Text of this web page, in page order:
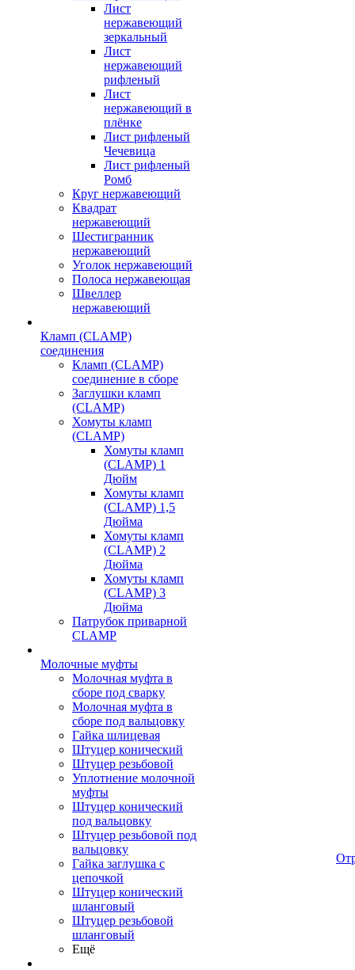
Лист
нержавеющий
зеркальный
Лист
нержавеющий
рифленый
Лист
нержавеющий в
плёнке
Лист рифленый
Чечевица
Лист рифленый
Ромб
Круг нержавеющий
Квадрат
нержавеющий
Шестигранник
нержавеющий
Уголок нержавеющий
Полоса нержавеющая
Швеллер
нержавеющий
Кламп (CLAMP)
соединения
Кламп (CLAMP)
соединение в сборе
Заглушки кламп
(CLAMP)
Хомуты кламп
(CLAMP)
Хомуты кламп
(CLAMP) 1
Дюйм
Хомуты кламп
(CLAMP) 1,5
Дюйма
Хомуты кламп
(CLAMP) 2
Дюйма
Хомуты кламп
(CLAMP) 3
Дюйма
Патрубок приварной
CLAMP
Молочные муфты
Молочная муфта в
сборе под сварку
Молочная муфта в
сборе под вальцовку
Гайка шлицевая
Штуцер конический
Штуцер резьбовой
Уплотнение молочной
муфты
Штуцер конический
под вальцовку
Штуцер резьбовой под
вальцовку
Гайка заглушка с
цепочкой
Штуцер конический
шланговый
Штуцер резьбовой
шланговый
Ещё